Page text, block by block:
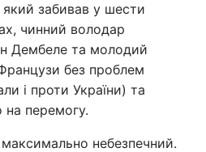
який забивав у шести
чинний володар
Дембеле та молодий
без проблем
і проти України) та
на перемогу.
небезпечний.